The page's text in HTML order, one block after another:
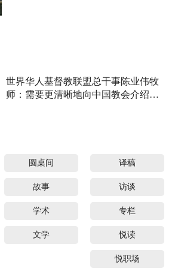
世界华人基督教联盟总干事陈业伟牧
师：需要更清晰地向中国教会介绍福
圆桌间 译稿
故事 访谈
学术 专栏
文学 悦读
悦职场